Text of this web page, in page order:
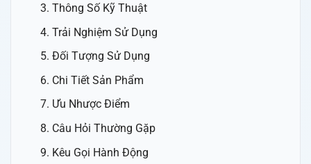
Thông Số Kỹ Thuật
Trải Nghiệm Sử Dụng
Đối Tượng Sử Dụng
Chi Tiết Sản Phẩm
Ưu Nhược Điểm
Câu Hỏi Thường Gặp
Kêu Gọi Hành Động